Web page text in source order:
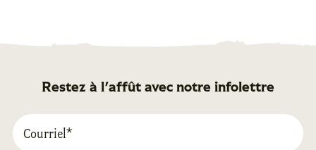
Restez à l'affût avec notre infolettre